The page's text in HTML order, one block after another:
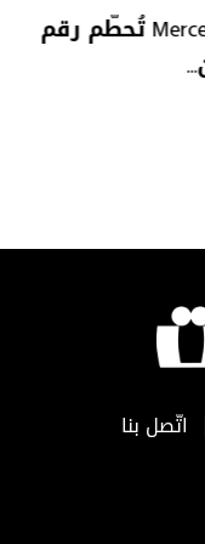
Mercedes-AMG CLA 45 EV تُحطّم رقم
اتّصل بنا